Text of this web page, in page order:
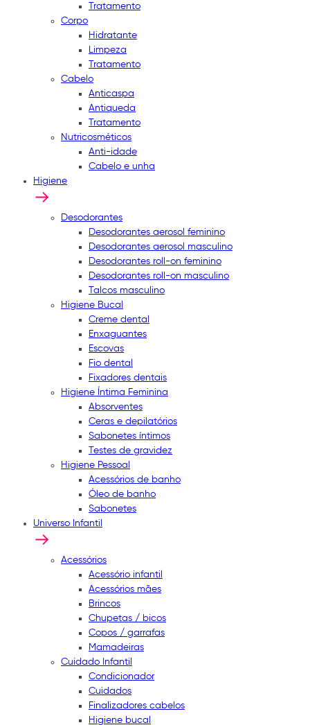
Tratamento
Corpo
Hidratante
Limpeza
Tratamento
Cabelo
Anticaspa
Antiqueda
Tratamento
Nutricosméticos
Anti-idade
Cabelo e unha
Higiene
Desodorantes
Desodorantes aerosol feminino
Desodorantes aerosol masculino
Desodorantes roll-on feminino
Desodorantes roll-on masculino
Talcos masculino
Higiene Bucal
Creme dental
Enxaguantes
Escovas
Fio dental
Fixadores dentais
Higiene Íntima Feminina
Absorventes
Ceras e depilatórios
Sabonetes íntimos
Testes de gravidez
Higiene Pessoal
Acessórios de banho
Óleo de banho
Sabonetes
Universo Infantil
Acessórios
Acessório infantil
Acessórios mães
Brincos
Chupetas / bicos
Copos / garrafas
Mamadeiras
Cuidado Infantil
Condicionador
Cuidados
Finalizadores cabelos
Higiene bucal